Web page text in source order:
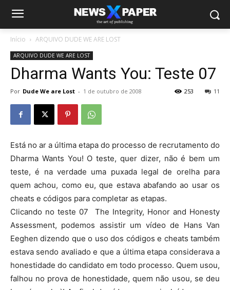
Início ARQUIVO DUDE WE ARE LOST
ARQUIVO DUDE WE ARE LOST
Dharma Wants You: Teste 07
Por Dude We are Lost - 1 de outubro de 2008 11
253
Está no ar a última etapa do processo de recrutamento do
Dharma Wants You! O teste, quer dizer, não é bem um
teste, é na verdade uma puxada legal de orelha para
quem achou, como eu, que estava abafando ao usar os
cheats e códigos para completar as etapas.
Clicando no teste 07 The Integrity, Honor and Honesty
Assessment, podemos assistir um vídeo de Hans Van
Eeghen dizendo que o uso dos códigos e cheats também
estava sendo avaliado e que a última etapa considerava a
honestidade do candidato em todo processo. Quem usou,
falhou no prova de honestidade, quem não usou, se deu